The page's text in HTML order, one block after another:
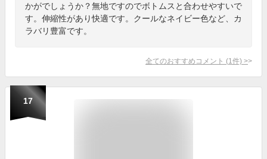
かがでしょうか？無地ですのでボトムスと合わせやすいで
す。伸縮性があり快適です。クールなネイビー色など、カ
ラバリ豊富です。
全てのおすすめコメント (1 件) >
17